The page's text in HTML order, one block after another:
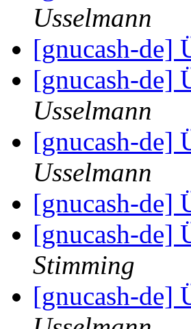
Usselmann
[gnucash-de]
[gnucash-de]
Usselmann
[gnucash-de]
Usselmann
[gnucash-de]
[gnucash-de]
Stimming
[gnucash-de]